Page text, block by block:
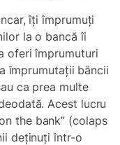
îți împrumuți
la o bancă îi
oferi împrumuturi
împrumutații băncii
ca prea multe
Acest lucru
the bank” (colaps
deținuți într-o